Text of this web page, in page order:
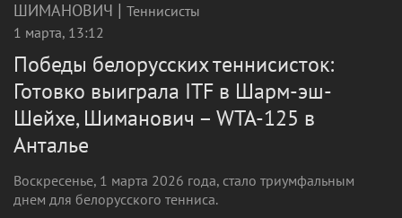
ШИМАНОВИЧ | Теннисисты
1 марта, 13:12
Победы белорусских теннисисток:
Готовко выиграла ITF в Шарм-эш-
Шейхе, Шиманович – WTA-125 в
Анталье
Воскресенье, 1 марта 2026 года, стало триумфальным
днем для белорусского тенниса.